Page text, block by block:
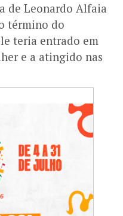
de Leonardo Alfaia
término do
teria entrado em
e a atingido nas